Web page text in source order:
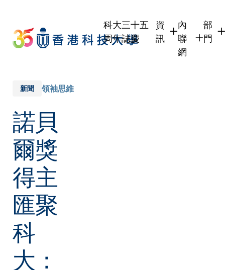
main
content
科大三十五
周年誌慶
資
訊
內
聯
網
部
門
新聞 領袖思維
諾貝
爾獎
得主
匯聚
科
大：